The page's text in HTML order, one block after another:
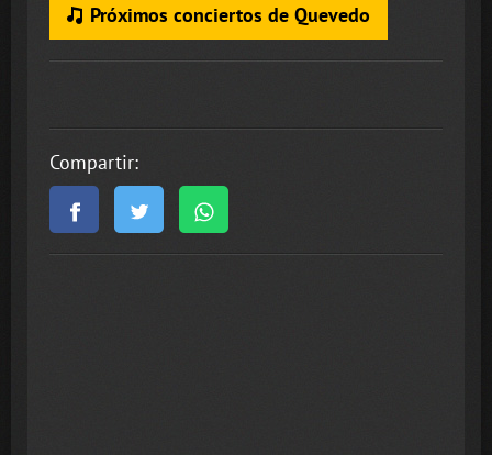
Próximos conciertos de Quevedo
Compartir: